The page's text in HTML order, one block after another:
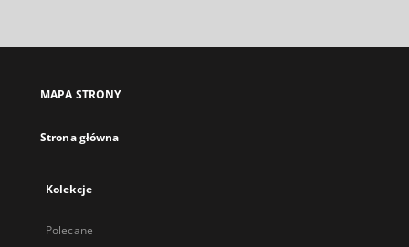
MAPA STRONY
Strona główna
Kolekcje
Polecane